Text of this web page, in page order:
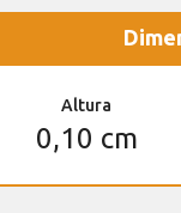
Altura
0,10 cm